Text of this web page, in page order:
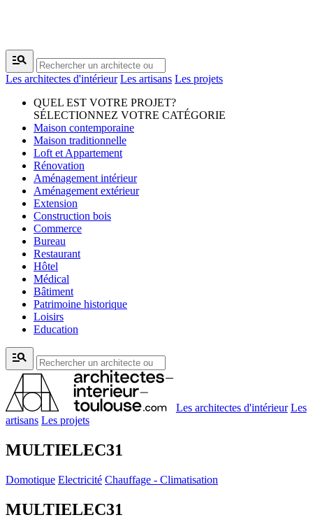
manage_search
Les architectes d'intérieur Les artisans Les projets
QUEL EST VOTRE PROJET?
SÉLECTIONNEZ VOTRE CATÉGORIE
Maison contemporaine
Maison traditionnelle
Loft et Appartement
Rénovation
Aménagement intérieur
Aménagement extérieur
Extension
Construction bois
Commerce
Bureau
Restaurant
Hôtel
Médical
Bâtiment
Patrimoine historique
Loisirs
Education
manage_search
Les architectes d'intérieur Les
artisans Les projets
MULTIELEC31
Domotique Electricité Chauffage - Climatisation
MULTIELEC31